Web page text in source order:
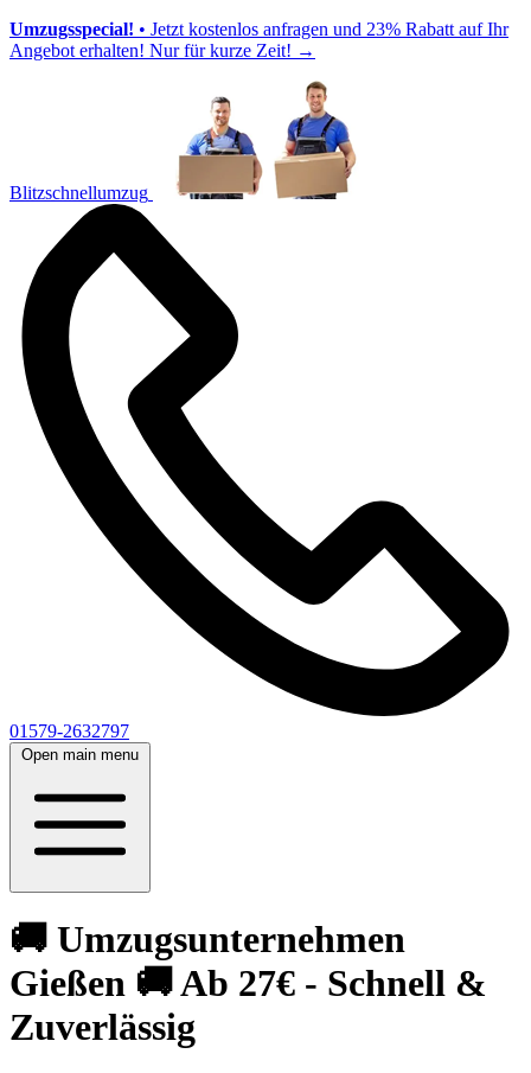
Umzugsspecial! • Jetzt kostenlos anfragen und 23% Rabatt auf Ihr
Angebot erhalten! Nur für kurze Zeit! →
Blitzschnellumzug
01579-2632797
Open main menu
🚚 Umzugsunternehmen
Gießen 🚚 Ab 27€ - Schnell &
Zuverlässig‎